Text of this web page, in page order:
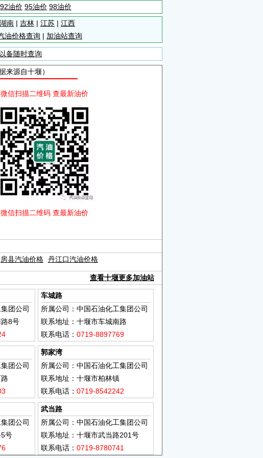
92油价 95油价 98油价
湖南 | 吉林 | 江苏 | 江西
油价格查询 | 加油站查询
备随时查询
来源自十堰）
微信扫描二维码 查最新油价
微信扫描二维码 查最新油价
房县汽油价格 丹江口汽油价格
查看十堰更多加油站
团公司
8号
车城路
所属公司：中国石油化工集团公司
联系地址：十堰市车城南路
联系电话： 0719-8897769
团公司
郭家湾
所属公司：中国石油化工集团公司
联系地址：十堰市柏林镇
联系电话： 0719-8542242
团公司
号
武当路
所属公司：中国石油化工集团公司
联系地址：十堰市武当路201号
联系电话： 0719-8780741